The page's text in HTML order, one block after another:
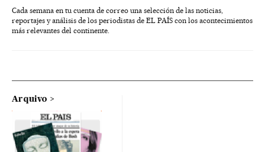
Cada semana en tu cuenta de correo una selección de las noticias,
reportajes y análisis de los periodistas de EL PAÍS con los acontecimientos
más relevantes del continente.
Arquivo